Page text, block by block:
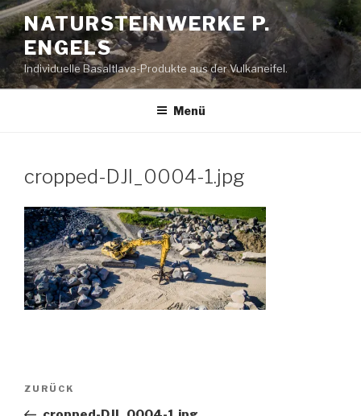
Zum
Inhalt
springen
NATURSTEINWERKE P.
ENGELS
Individuelle Basaltlava-Produkte aus der Vulkaneifel.
Menü
cropped-DJI_0004-1.jpg
Beitragsnavigation
Vorheriger
Beitrag
ZURÜCK